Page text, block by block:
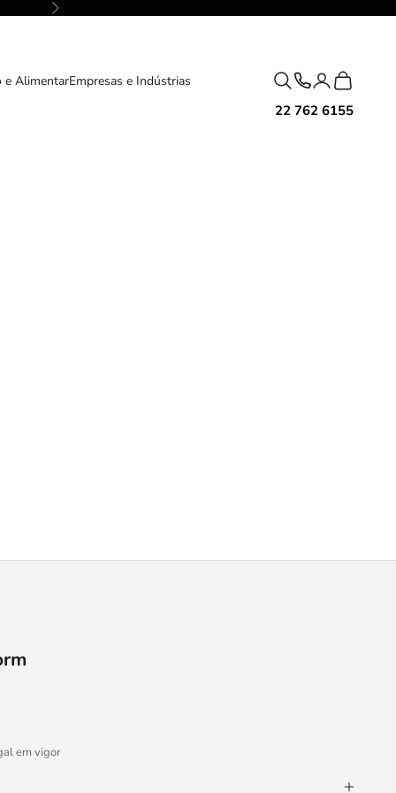
Próximo
e AlimentarEmpresas e Indústrias
22 762 6155
Pesquisar Carrinho
em vigor